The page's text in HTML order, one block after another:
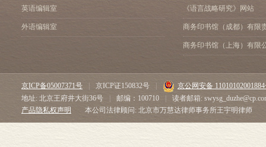
英语编辑室
外语编辑室
《语言战略研究》网站
商务印书馆（成都）有限
商务印书馆（上海）有限
京ICP备05007371号 京ICP证150832号
京公网安备
地址: 北京王府井大街36号
邮编：100710
读者邮箱:
产品隐私权声明
本公司法律顾问: 北京市万慧达律师事务所王宇明律师